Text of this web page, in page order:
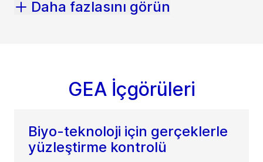
Daha fazlasını görün
GEA İçgörüleri
Biyo-teknoloji için gerçeklerle
yüzleştirme kontrolü